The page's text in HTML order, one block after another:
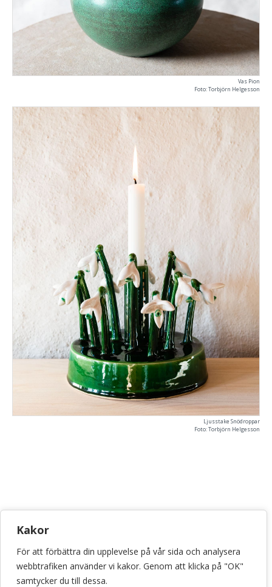
Kakor
För att förbättra din upplevelse på vår sida och analysera
webbtrafiken använder vi kakor. Genom att klicka på "OK"
samtycker du till dessa.
Vas Pion
Foto: Torbjörn Helgesson
Ljusstake Snödroppar
Foto: Torbjörn Helgesson
KONSTHANTVERKSCENTRUM
Bellmansgatan 5 • 118 20 Stockholm
info@konsthantverkscentrum.se
072-071 46 60